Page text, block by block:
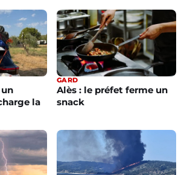
la
GARD
Alès : le préfet ferme un
snack